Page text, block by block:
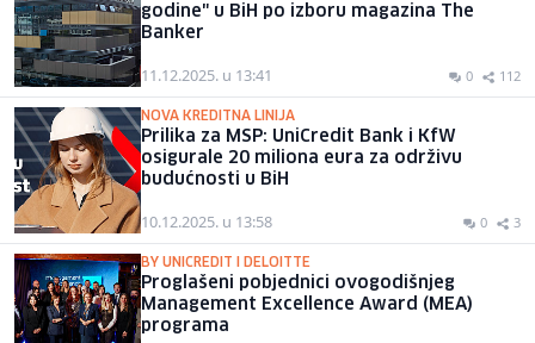
godine" u BiH po izboru magazina The
Banker
11.12.2025. u 13:41 0 112
NOVA KREDITNA LINIJA
Prilika za MSP: UniCredit Bank i KfW
osigurale 20 miliona eura za održivu
budućnosti u BiH
10.12.2025. u 13:58 0 3
BY UNICREDIT I DELOITTE
Proglašeni pobjednici ovogodišnjeg
Management Excellence Award (MEA)
programa